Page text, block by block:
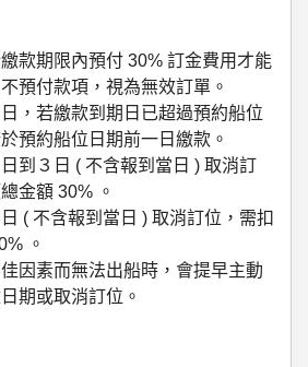
款期限內預付 30% 訂金費用才能
預付款項，視為無效訂單。
，若繳款到期日已超過預約船位
預約船位日期前一日繳款。
到３日 ( 不含報到當日 ) 取消訂
金額 30% 。
( 不含報到當日 ) 取消訂位，需扣
。
因素而無法出船時，會提早主動
期或取消訂位。